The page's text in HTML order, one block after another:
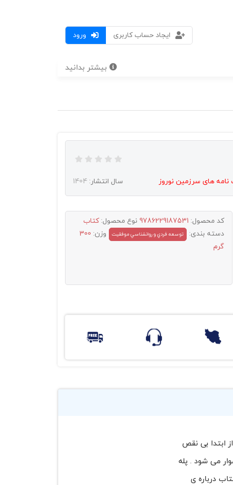
ورود
ایجاد حساب کاربری
بیشتر بدانید
نامه های سرزمین نوروز سال انتشار: 1404
کد محصول: 9786229187531 نوع محصول:کتاب
دسته بندی:
توسعه فردي و روانشناسي موفقيت وزن: 300
گرم
ابتدا بی نقص
می شود . پله
درباره ی